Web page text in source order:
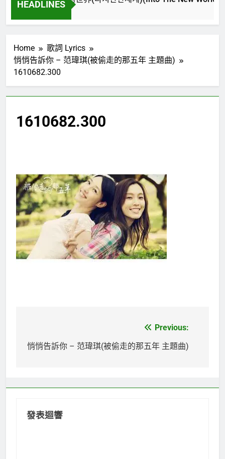
HEADLINES
Home
歌詞 Lyrics
悄悄告訴你 – 范瑋琪(被偷走的那五年 主題曲)
1610682.300
1610682.300
章
覽
Previous:
悄悄告訴你 – 范瑋琪(被偷走的那五年 主題曲)
發表迴響